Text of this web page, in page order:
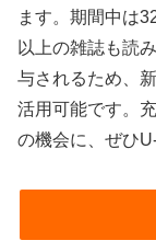
ます。期間中は
以上の雑誌も読
与されるため、
活用可能です。
の機会に、ぜひ